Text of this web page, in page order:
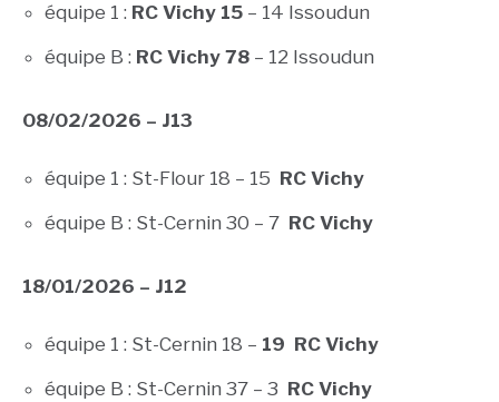
équipe 1 : RC Vichy 15 – 14 Issoudun
équipe B : RC Vichy 78 – 12 Issoudun
08/02/2026 – J13
équipe 1 : St-Flour 18 – 15 RC Vichy
équipe B : St-Cernin 30 – 7 RC Vichy
18/01/2026 – J12
équipe 1 : St-Cernin 18 – 19 RC Vichy
équipe B : St-Cernin 37 – 3 RC Vichy